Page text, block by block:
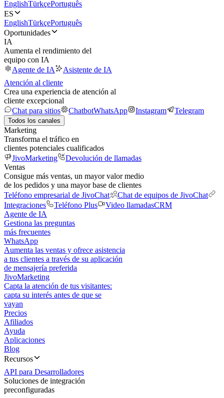
EnglishTürkçePortuguês
ES
EnglishTürkçePortuguês
Oportunidades
IA
Aumenta el rendimiento del
equipo con IA
Agente de IA
Asistente de IA
Atención al cliente
Crea una experiencia de atención al
cliente excepcional
Chat para sitios
ChatbotWhatsApp Instagram Telegram
Todos los canales
Marketing
Transforma el tráfico en
clientes potenciales cualificados
JivoMarketing
Devolución de llamadas
Ventas
Consigue más ventas, un mayor valor medio
de los pedidos y una mayor base de clientes
Teléfono empresarial de JivoChat
Chat de equipos de JivoChat
Integraciones
Teléfono Plus Video llamadasCRM
Agente de IA
Gestiona las preguntas
más frecuentes
WhatsApp
Aumenta las ventas y ofrece asistencia
a tus clientes a través de su aplicación
de mensajería preferida
JivoMarketing
Capta la atención de tus visitantes:
capta su interés antes de que se
vayan
Precios
Afiliados
Ayuda
Aplicaciones
Blog
Recursos
API para Desarrolladores
Soluciones de integración
preconfiguradas